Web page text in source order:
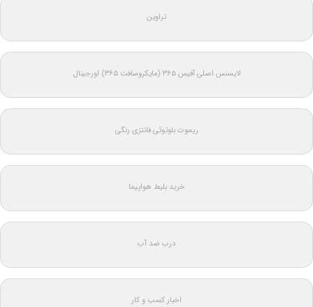
تراوین
لایسنس اصلی آفیس ۳۶۵ (مایکروسافت ۳۶۵) اورجینال
ریموت بلوتوثی فانتزی رنگی
خرید بلیط هواپیما
درب ضد آب
اخبار کسب و کار